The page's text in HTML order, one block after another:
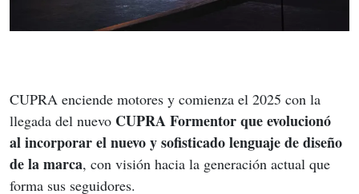
CUPRA enciende motores y comienza el 2025 con la
llegada del nuevo CUPRA Formentor que evolucionó
al incorporar el nuevo y sofisticado lenguaje de diseño
de la marca, con visión hacia la generación actual que
forma sus seguidores.